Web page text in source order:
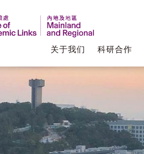
关于我们 科研合作